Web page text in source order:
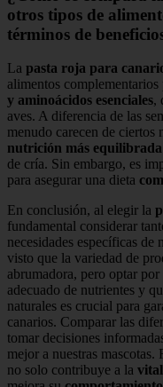
otros tipos de
términos de
La pasta roja para
alimentos
y aminoácidos esenciales,
aves. A diferencia de las
menudo carecen de ciertos
nutrición más equilibrada
de cría. Sin embargo, es
para asegurar una dieta
En conclusión, al elegir la
fundamental considerar
necesidades específicas de
visto que la variedad de
abrumadora, pero optar
adecuado de nutrientes y
naturales es crucial para
canarios. Comparar las
tomar decisiones
mejor a nuestras mascotas.
no solo contribuye a la